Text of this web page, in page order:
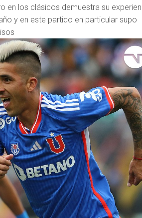
en los clásicos demuestra su
y en este partido en particular supo